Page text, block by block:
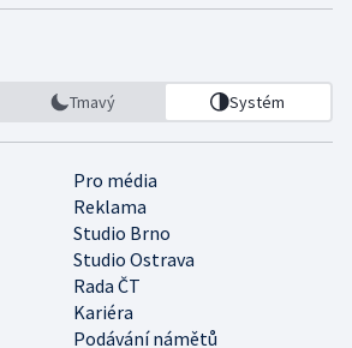
Tmavý Systém
Pro média
Reklama
Studio Brno
Studio Ostrava
Rada ČT
Kariéra
Podávání námětů